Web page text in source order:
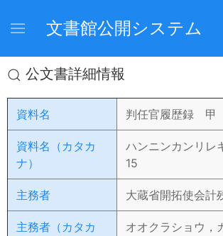
文書館公開システム
公文書詳細情報
資料名 判任官履歴録 甲
資料名（カタカ
ナ）
ハンニンカンリレ
15
主務者 大蔵省開拓使会計
主務者（カタカ
オオクラショウ，